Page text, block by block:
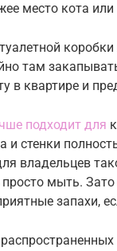
место кота
там
в квартире и
подходит для
и стенки
владельцев
мыть.
запахи,